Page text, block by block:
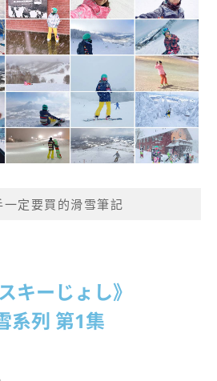
一定要買的滑雪筆記